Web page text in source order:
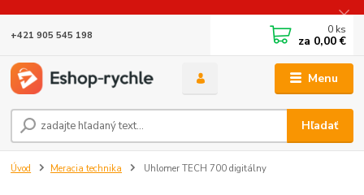
Menu
Hľadať
+421 905 545 198 0 ks
za 0,00 €
Úvod Meracia technika Uhlomer TECH 700 digitálny